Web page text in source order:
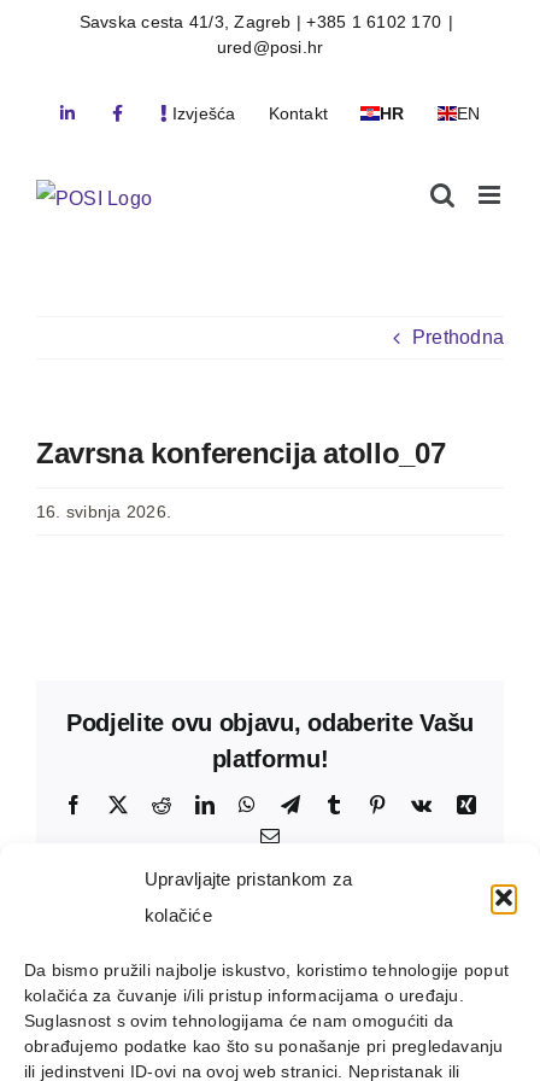
Upravljajte pristankom za
kolačiće
Da bismo pružili najbolje iskustvo, koristimo tehnologije poput
kolačića za čuvanje i/ili pristup informacijama o uređaju.
Suglasnost s ovim tehnologijama će nam omogućiti da
obrađujemo podatke kao što su ponašanje pri pregledavanju
ili jedinstveni ID-ovi na ovoj web stranici. Nepristanak ili
Savska cesta 41/3, Zagreb | +385 1 6102 170 |
ured@posi.hr
Izvješća Kontakt HR EN
Prethodna
Zavrsna konferencija atollo_07
16. svibnja 2026.
Podjelite ovu objavu, odaberite Vašu
platformu!
Facebook
X RedditLinkedInWhatsApp
TelegramTumblr Pinterest
Vk
Xing
Email: